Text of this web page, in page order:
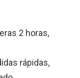
2 horas,
rápidas,